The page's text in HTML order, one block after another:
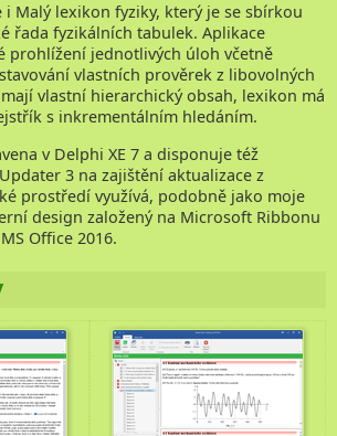
i Malý lexikon fyziky, který je se sbírkou
řada fyzikálních tabulek. Aplikace
prohlížení jednotlivých úloh včetně
vlastních prověrek z libovolných
vlastní hierarchický obsah, lexikon má
s inkrementálním hledáním.
v Delphi XE 7 a disponuje též
3 na zajištění aktualizace z
prostředí využívá, podobně jako moje
design založený na Microsoft Ribbonu
Office 2016.